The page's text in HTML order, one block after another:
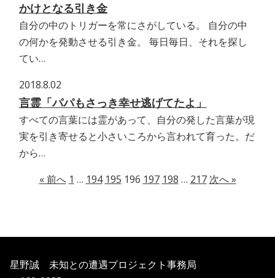
かけとなる引き金
自分の中のトリガーを常にさがしている。 自分の中
の何かを発動させる引き金。 毎日毎日、それを探し
てい…
2018.8.02
言霊「パパもさっき幸せ逃げてたよ」
すべての言葉には霊があって、自分の発した言葉が現
実を引き寄せると小さいころから言われて育った。だ
から…
« 前へ 1 … 194 195 196 197 198 … 217 次へ »
星野誠 未知との遭遇プロジェクト事務局